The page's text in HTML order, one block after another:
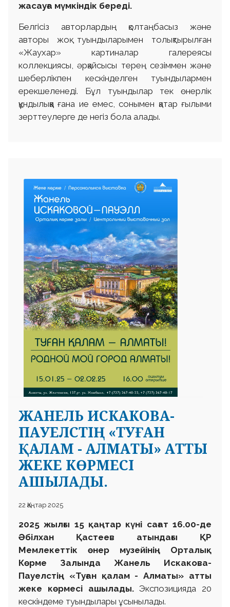
жасауға мүмкіндік береді.
Белгісіз авторлардың қолтаңбасыз және
авторы жоқ туындыларымен толықтырылған
«Жаухар» картиналар галереясы
коллекциясы, әрқайсысы терең сезіммен және
шеберлікпен кескінделген туындылармен
ерекшеленеді. Бұл туындылар тек өнерлік
құндылыққа ғана ие емес, сонымен қатар ғылыми
зерттеулерге де негіз бола алады.
ЖАНЕЛЬ ИСКАКОВА-
ПАУЕЛСТІҢ «ТУҒАН
ҚАЛАМ - АЛМАТЫ» АТТЫ
ЖЕКЕ КӨРМЕСІ
АШЫЛАДЫ.
22 Қаңтар 2025
2025 жылғы 15 қаңтар күні сағат 16.00-де
Әбілхан Қастеев атындағы ҚР
Мемлекеттік өнер музейінің Орталық
Көрме Залында Жанель Искакова-
Пауелстің «Туған қалам - Алматы» атты
жеке көрмесі ашылады.Экспозицияда 20
кескіндеме туындылары ұсынылады.